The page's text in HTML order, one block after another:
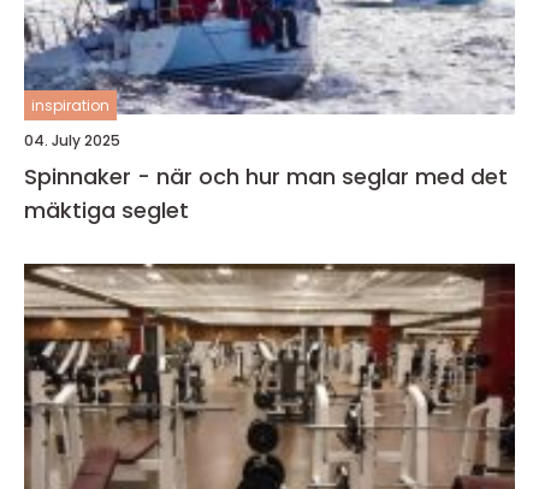
inspiration
04. July 2025
Spinnaker - när och hur man seglar med det
mäktiga seglet